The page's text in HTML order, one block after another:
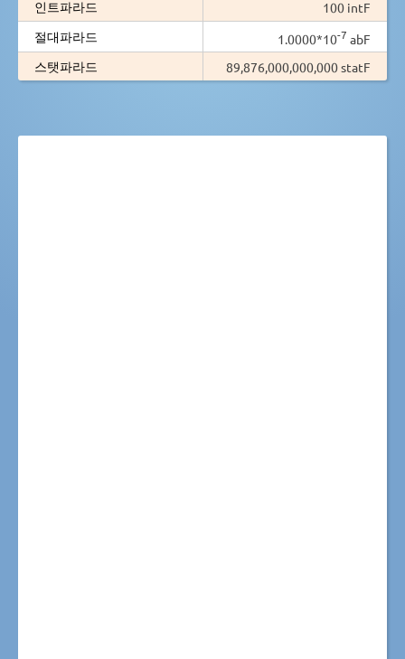
인트파라드
100 intF
절대파라드
1.0000*10-7 abF
스탯파라드
89,876,000,000,000 statF